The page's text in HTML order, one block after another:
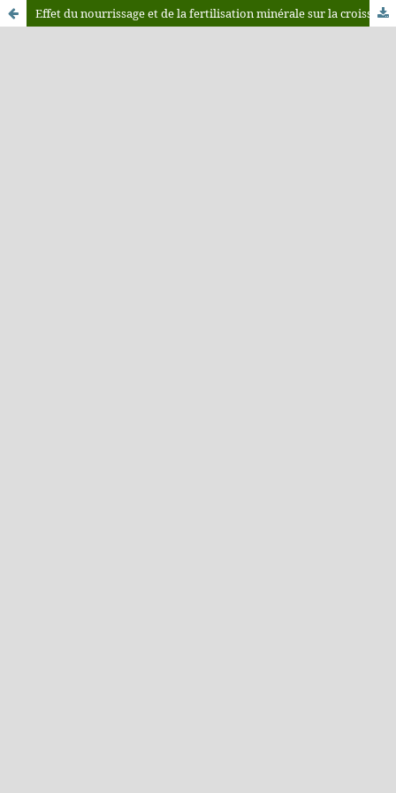
Effet du nourrissage et de la fertilisation minérale sur la croissance du poisson serpent “Parachanna insignis (Channidae)” en étang